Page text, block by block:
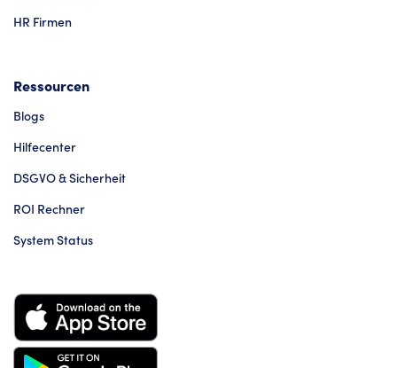
HR Firmen
Ressourcen
Blogs
Hilfecenter
DSGVO & Sicherheit
ROI Rechner
System Status